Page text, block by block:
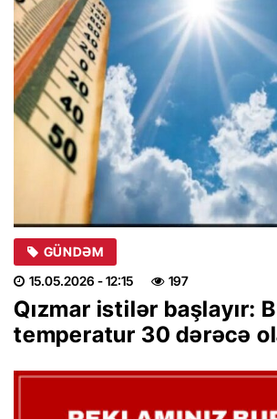
GÜNDƏM
15.05.2026 - 12:15 197
Qızmar istilər başlayır:
temperatur 30 dərəcə